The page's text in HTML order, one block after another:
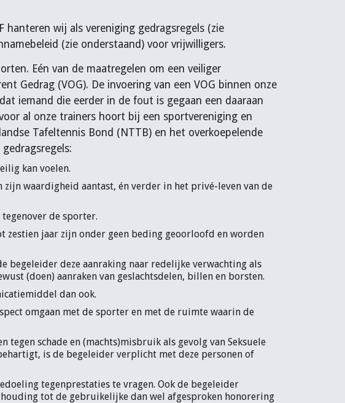
wij als vereniging gedragsregels (zie
(zie onderstaand) voor vrijwilligers.
Eén van de maatregelen om een veiliger
Gedrag (VOG). De invoering van een VOG binnen onze
iemand die eerder in de fout is gegaan een daaraan
al onze trainers hoort bij een sportvereniging en
Tafeltennis Bond (NTTB) en het overkoepelende
kan voelen.
waardigheid aantast, én verder in het privé-leven van de
de sporter.
zestien jaar zijn onder geen beding geoorloofd en worden
begeleider deze aanraking naar redelijke verwachting als
(doen) aanraken van geslachtsdelen, billen en borsten.
dan ook.
omgaan met de sporter en met de ruimte waarin de
schade en (machts)misbruik als gevolg van Seksuele
is de begeleider verplicht met deze personen of
tegenprestaties te vragen. Ook de begeleider
tot de gebruikelijke dan wel afgesproken honorering